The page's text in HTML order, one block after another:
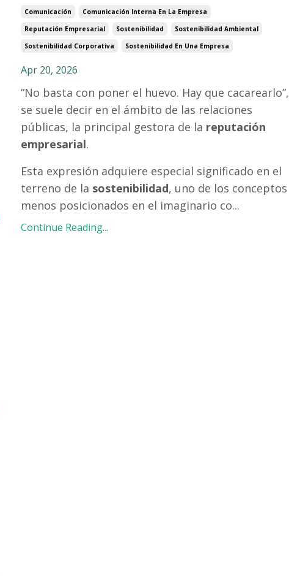
Comunicación
Comunicación Interna En La Empresa
Reputación Empresarial
Sostenibilidad
Sostenibilidad Ambiental
Sostenibilidad Corporativa
Sostenibilidad En Una Empresa
Apr 20, 2026
“No basta con poner el huevo. Hay que cacarearlo”,
se suele decir en el ámbito de las relaciones
públicas, la principal gestora de la reputación
empresarial.
Esta expresión adquiere especial significado en el
terreno de la sostenibilidad, uno de los conceptos
menos posicionados en el imaginario co...
Continue Reading...